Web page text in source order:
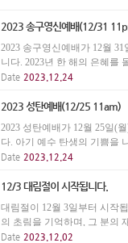
2023 송구영신예배(12/31
2023 송구영신예배가 12월
니다. 2023년 한 해의 은혜를
송년하고, 2024년 새해를 하
Date 2023.12.24
2023 성탄예배(12/25 11am)
2023 성탄예배가 12월 25일(
다. 아기 예수 탄생의 기쁨을
위해 아들을 보내신 하나님의
Date 2023.12.24
12/3 대림절이 시작됩니다.
대림절이 12월 3일부터 시작
의 초림을 기억하며, 그 분의
다림과 소망의 절기를 지납시
Date 2023.12.02